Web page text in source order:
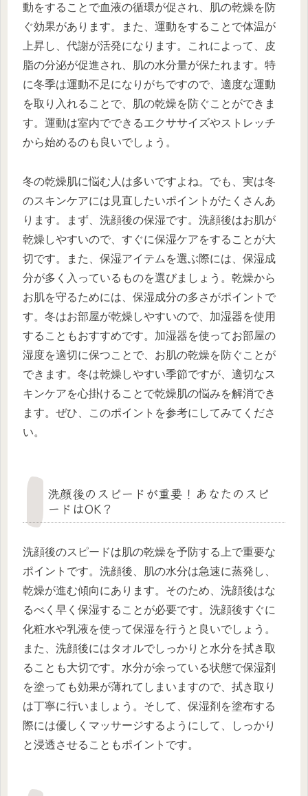
動をすることで血液の循環が促され、肌の乾燥を防
ぐ効果があります。また、運動をすることで体温が
上昇し、代謝が活発になります。これによって、皮
脂の分泌が促進され、肌の水分量が保たれます。特
に冬季は運動不足になりがちですので、適度な運動
を取り入れることで、肌の乾燥を防ぐことができま
す。運動は室内でできるエクササイズやストレッチ
から始めるのも良いでしょう。
冬の乾燥肌に悩む人は多いですよね。でも、実は冬
のスキンケアには見直したいポイントがたくさんあ
ります。まず、洗顔後の保湿です。洗顔後はお肌が
乾燥しやすいので、すぐに保湿ケアをすることが大
切です。また、保湿アイテムを選ぶ際には、保湿成
分が多く入っているものを選びましょう。乾燥から
お肌を守るためには、保湿成分の多さがポイントで
す。冬はお部屋が乾燥しやすいので、加湿器を使用
することもおすすめです。加湿器を使ってお部屋の
湿度を適切に保つことで、お肌の乾燥を防ぐことが
できます。冬は乾燥しやすい季節ですが、適切なス
キンケアを心掛けることで乾燥肌の悩みを解消でき
ます。ぜひ、このポイントを参考にしてみてくださ
い。
洗顔後のスピードが重要！あなたのスピ
ードはOK？
洗顔後のスピードは肌の乾燥を予防する上で重要な
ポイントです。洗顔後、肌の水分は急速に蒸発し、
乾燥が進む傾向にあります。そのため、洗顔後はな
るべく早く保湿することが必要です。洗顔後すぐに
化粧水や乳液を使って保湿を行うと良いでしょう。
また、洗顔後にはタオルでしっかりと水分を拭き取
ることも大切です。水分が余っている状態で保湿剤
を塗っても効果が薄れてしまいますので、拭き取り
は丁寧に行いましょう。そして、保湿剤を塗布する
際には優しくマッサージするようにして、しっかり
と浸透させることもポイントです。